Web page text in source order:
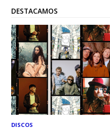
DESTACAMOS
DISCOS